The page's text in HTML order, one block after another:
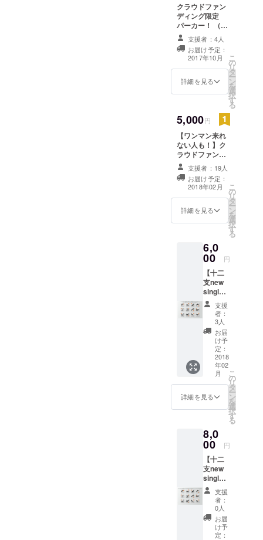
クラウドファン
ディング限定
パーカー！ （デ
ザイン後日発
表！）支援者：4人
お届け予定：
2017年10月
詳細を見る
こ
の
リ
タ
ー
ン
を
選
択
す
る
5,000円
【ワンマン来れ
ない人も！】ク
ラウドファン
ディング限定ス
ペシャルワンマ
ンライブDVD！
支援者：19人
お届け予定：
2018年02月
詳細を見る
こ
の
リ
タ
ー
ン
を
選
択
す
る
6,0
00 円
【十二
支new
single
】12作
品デー
タ販売
コンプ
リート
セッ
ト！
（こち
らは曲
のみの
データ
でのお
渡しと
す。）
支援
者：
3人
お届
け予
定：
2018
年02
月
詳細を見る
こ
の
リ
タ
ー
ン
を
選
択
す
る
8,0
00 円
【十二
支new
single
】の中
からお
好きな
もの6作
品！(メ
ンバー
支援
者：
0人
お届
け予
定：